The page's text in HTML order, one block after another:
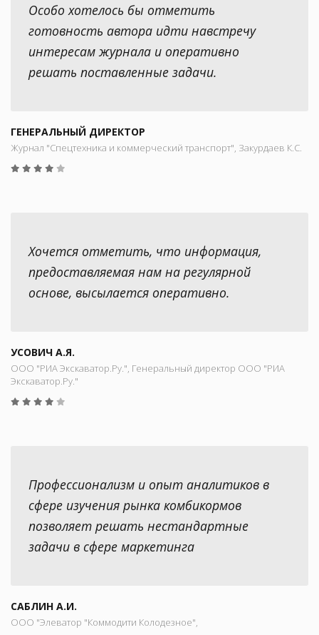
Особо хотелось бы отметить
готовность автора идти навстречу
интересам журнала и оперативно
решать поставленные задачи.
ГЕНЕРАЛЬНЫЙ ДИРЕКТОР
Журнал "Спецтехника и коммерческий транспорт", Закурдаев К.С.
Хочется отметить, что информация,
предоставляемая нам на регулярной
основе, высылается оперативно.
УСОВИЧ А.Я.
ООО "РИА Экскаватор.Ру.", Генеральный директор ООО "РИА
Экскаватор.Ру."
Профессионализм и опыт аналитиков в
сфере изучения рынка комбикормов
позволяет решать нестандартные
задачи в сфере маркетинга
САБЛИН А.И.
ООО "Элеватор "Коммодити Колодезное",